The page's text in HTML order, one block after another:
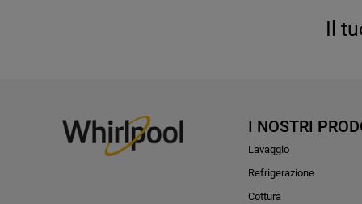
Il
I NOSTRI
Lavaggio
Refrigerazione
Cottura